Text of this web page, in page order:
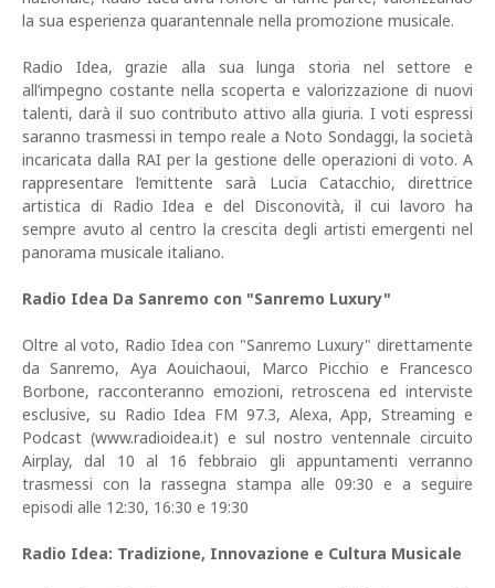
la sua esperienza quarantennale nella promozione musicale.
Radio Idea, grazie alla sua lunga storia nel settore e
all’impegno costante nella scoperta e valorizzazione di nuovi
talenti, darà il suo contributo attivo alla giuria. I voti espressi
saranno trasmessi in tempo reale a Noto Sondaggi, la società
incaricata dalla RAI per la gestione delle operazioni di voto. A
rappresentare l’emittente sarà Lucia Catacchio, direttrice
artistica di Radio Idea e del Disconovità, il cui lavoro ha
sempre avuto al centro la crescita degli artisti emergenti nel
panorama musicale italiano.
Radio Idea Da Sanremo con "Sanremo Luxury"
Oltre al voto, Radio Idea con "Sanremo Luxury" direttamente
da Sanremo, Aya Aouichaoui, Marco Picchio e Francesco
Borbone, racconteranno emozioni, retroscena ed interviste
esclusive, su Radio Idea FM 97.3, Alexa, App, Streaming e
Podcast (www.radioidea.it) e sul nostro ventennale circuito
Airplay, dal 10 al 16 febbraio gli appuntamenti verranno
trasmessi con la rassegna stampa alle 09:30 e a seguire
episodi alle 12:30, 16:30 e 19:30
Radio Idea: Tradizione, Innovazione e Cultura Musicale